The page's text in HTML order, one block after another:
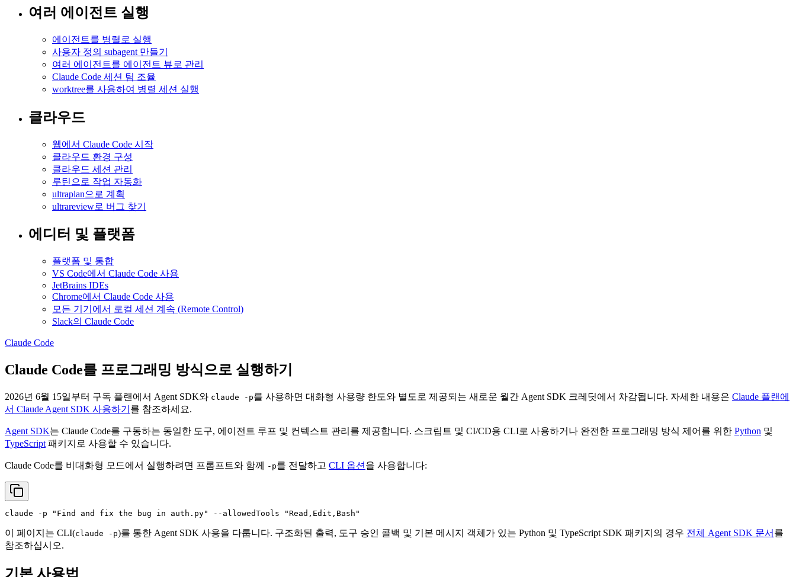
여러 에이전트 실행
에이전트를 병렬로 실행
사용자 정의 subagent 만들기
여러 에이전트를 에이전트 뷰로 관리
Claude Code 세션 팀 조율
worktree를 사용하여 병렬 세션 실행
클라우드
웹에서 Claude Code 시작
클라우드 환경 구성
클라우드 세션 관리
루틴으로 작업 자동화
ultraplan으로 계획
ultrareview로 버그 찾기
에디터 및 플랫폼
플랫폼 및 통합
VS Code에서 Claude Code 사용
JetBrains IDEs
Chrome에서 Claude Code 사용
모든 기기에서 로컬 세션 계속 (Remote Control)
Slack의 Claude Code
Claude Code
Claude Code를 프로그래밍 방식으로 실행하기
2026년 6월 15일부터 구독 플랜에서 Agent SDK와 claude -p를 사용하면 대화형 사용량 한도와 별도로 제공되는 새로운 월간 Agent SDK 크레딧에서 차감됩니다. 자세한 내용은 Claude 플랜에
서 Claude Agent SDK 사용하기 를 참조하세요.
Agent SDK는 Claude Code를 구동하는 동일한 도구, 에이전트 루프 및 컨텍스트 관리를 제공합니다. 스크립트 및 CI/CD용 CLI로 사용하거나 완전한 프로그래밍 방식 제어를 위한 Python 및
TypeScript 패키지로 사용할 수 있습니다.
Claude Code를 비대화형 모드에서 실행하려면 프롬프트와 함께 -p를 전달하고 CLI 옵션 을 사용합니다:
claude -p "Find and fix the bug in auth.py" --allowedTools "Read,Edit,Bash"
이 페이지는 CLI(claude -p)를 통한 Agent SDK 사용을 다룹니다. 구조화된 출력, 도구 승인 콜백 및 기본 메시지 객체가 있는 Python 및 TypeScript SDK 패키지의 경우 전체 Agent SDK 문서 를
참조하십시오.
기본 사용법